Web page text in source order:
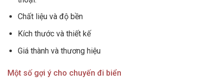
Chất liệu và độ bền
Kích thước và thiết kế
Giá thành và thương hiệu
Một số gợi ý cho chuyến đi biển